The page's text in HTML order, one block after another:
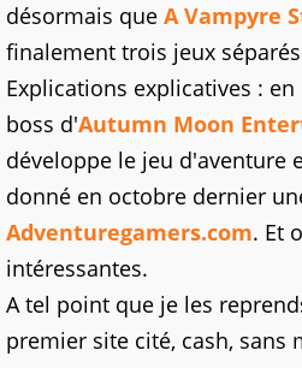
désormais que A Vampyre
finalement trois jeux
Explications explicatives :
boss d'Autumn Moon
développe le jeu d'aventure
donné en octobre dernier
Adventuregamers.com. Et
intéressantes.
A tel point que je les
premier site cité, cash, sans